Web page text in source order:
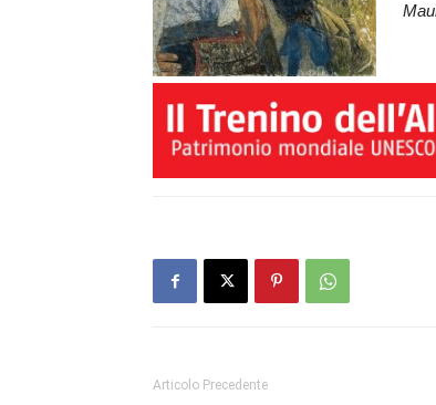
Articolo Precedente